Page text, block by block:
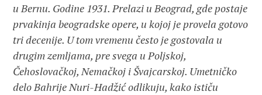
u Bernu. Godine 1931. Prelazi u Beograd, gde postaje
prvakinja beogradske opere, u kojoj je provela gotovo
tri decenije. U tom vremenu često je gostovala u
drugim zemljama, pre svega u Poljskoj,
Čehoslovačkoj, Nemačkoj i Švajcarskoj. Umetničko
delo Bahrije Nuri-Hadžić odlikuju, kako ističu